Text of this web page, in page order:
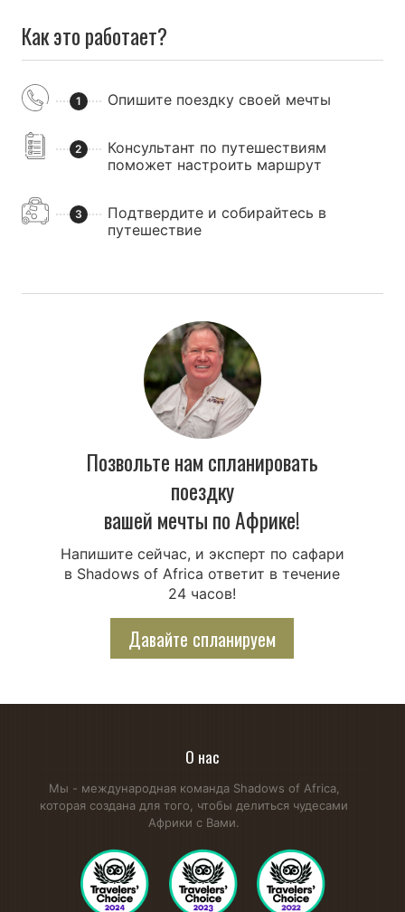
Как это работает?
1 Опишите поездку своей мечты
2
Консультант по путешествиям
поможет настроить маршрут
3
Подтвердите и собирайтесь в
путешествие
Позвольте нам спланировать
поездку
вашей мечты по Африке!
Напишите сейчас, и эксперт по сафари
в Shadows of Africa ответит в течение
24 часов!
Давайте спланируем
О нас
Мы - международная команда Shadows of Africa,
которая создана для того, чтобы делиться чудесами
Африки с Вами.